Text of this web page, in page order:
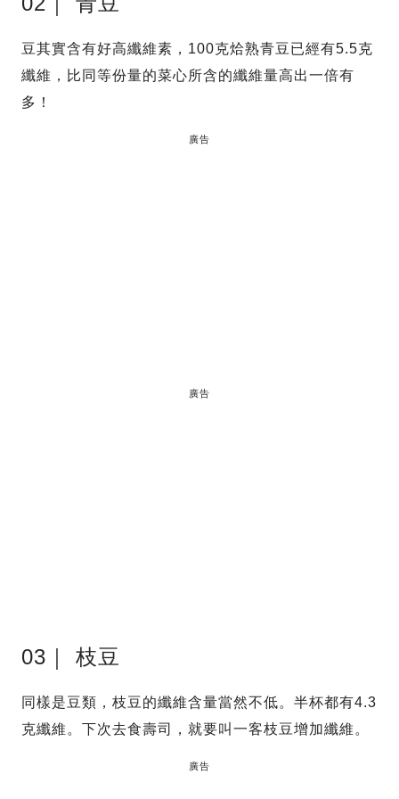
豆其實含有好高纖維素，100克烚熟青豆已經有5.5克
纖維，比同等份量的菜心所含的纖維量高出一倍有
多！
廣告
廣告
03｜ 枝豆
同樣是豆類，枝豆的纖維含量當然不低。半杯都有4.3
克纖維。下次去食壽司，就要叫一客枝豆增加纖維。
廣告